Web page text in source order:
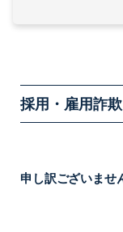
採用・雇用詐欺
申し訳ございませ